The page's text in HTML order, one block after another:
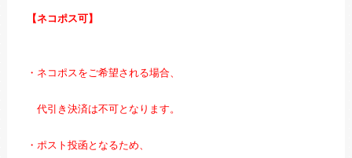
【ネコポス可】
・ネコポスをご希望される場合、
代引き決済は不可となります。
・ポスト投函となるため、